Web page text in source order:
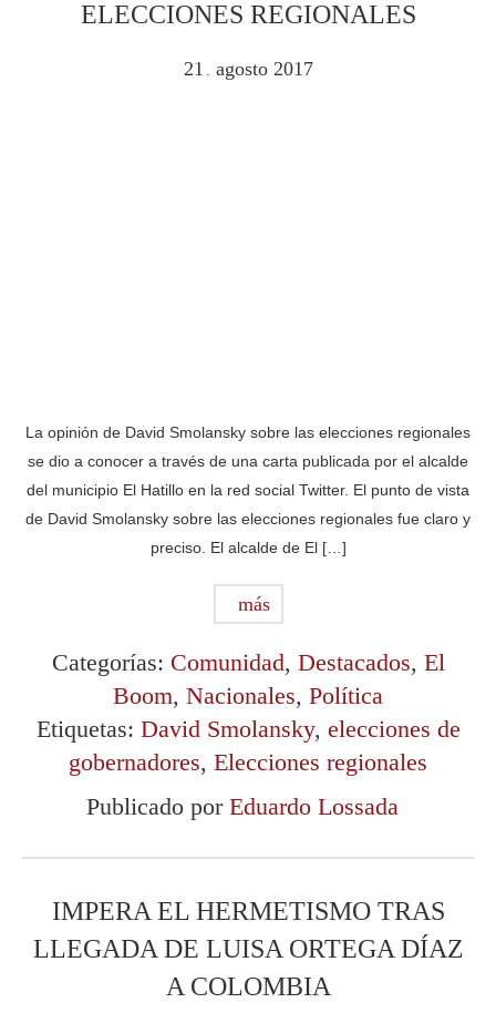
ELECCIONES REGIONALES
21 agosto 2017
La opinión de David Smolansky sobre las elecciones regionales
se dio a conocer a través de una carta publicada por el alcalde
del municipio El Hatillo en la red social Twitter. El punto de vista
de David Smolansky sobre las elecciones regionales fue claro y
preciso. El alcalde de El […]
más
Categorías: Comunidad, Destacados, El
Boom, Nacionales, Política
Etiquetas: David Smolansky, elecciones de
gobernadores, Elecciones regionales
Publicado por Eduardo Lossada
IMPERA EL HERMETISMO TRAS
LLEGADA DE LUISA ORTEGA DÍAZ
A COLOMBIA